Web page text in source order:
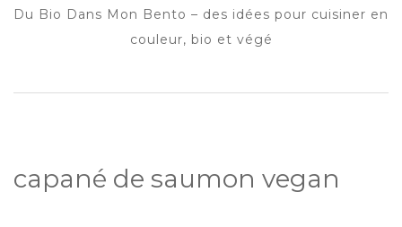
Du Bio Dans Mon Bento – des idées pour cuisiner en
couleur, bio et végé
capané de saumon vegan